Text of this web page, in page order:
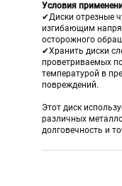
Условия
✔Диски отрезные
изгибающим
осторожного
✔Хранить диски
проветриваемых
температурой в
повреждений.
Этот диск
различных
долговечность и